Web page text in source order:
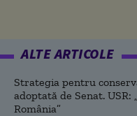
ALTE ARTICOLE
Strategia pentru
adoptată de Senat. USR:
România”